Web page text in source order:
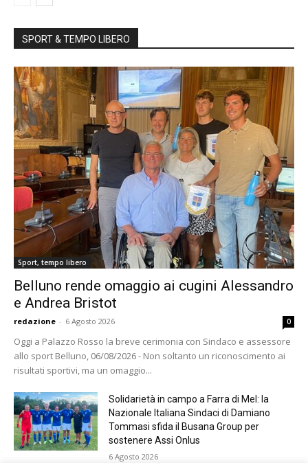
SPORT & TEMPO LIBERO
Sport, tempo libero
Belluno rende omaggio ai cugini Alessandro
e Andrea Bristot
redazione - 6 Agosto 2026 0
Oggi a Palazzo Rosso la breve cerimonia con Sindaco e assessore
allo sport Belluno, 06/08/2026 - Non soltanto un riconoscimento ai
risultati sportivi, ma un omaggio...
Solidarietà in campo a Farra di Mel: la
Nazionale Italiana Sindaci di Damiano
Tommasi sfida il Busana Group per
sostenere Assi Onlus
6 Agosto 2026